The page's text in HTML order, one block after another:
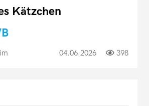
Kätzchen
04.06.2026 398